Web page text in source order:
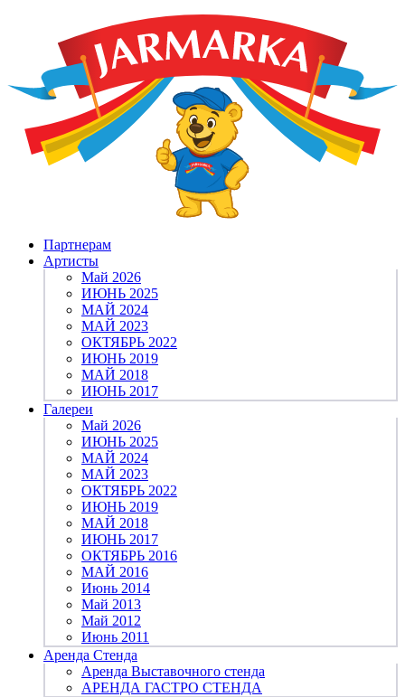
Партнерам
Артисты
Май 2026
ИЮНЬ 2025
МАЙ 2024
МАЙ 2023
ОКТЯБРЬ 2022
ИЮНЬ 2019
МАЙ 2018
ИЮНЬ 2017
Галереи
Май 2026
ИЮНЬ 2025
МАЙ 2024
МАЙ 2023
ОКТЯБРЬ 2022
ИЮНЬ 2019
МАЙ 2018
ИЮНЬ 2017
ОКТЯБРЬ 2016
МАЙ 2016
Июнь 2014
Май 2013
Май 2012
Июнь 2011
Аренда Стенда
Аренда Выставочного стенда
АРЕНДА ГАСТРО СТЕНДА